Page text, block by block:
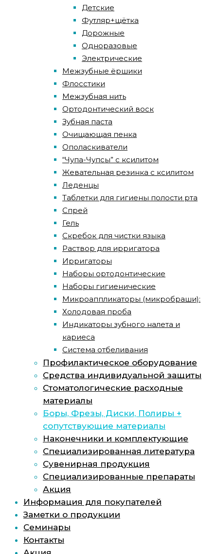
Детские
Футляр+щётка
Дорожные
Одноразовые
Электрические
Межзубные ёршики
Флосстики
Межзубная нить
Ортодонтический воск
Зубная паста
Очищающая пенка
Ополаскиватели
“Чупа-Чупсы” с ксилитом
Жевательная резинка с ксилитом
Леденцы
Таблетки для гигиены полости рта
Спрей
Гель
Скребок для чистки языка
Раствор для ирригатора
Ирригаторы
Наборы ортодонтические
Наборы гигиенические
Микроаппликаторы (микробраши):
Холодовая проба
Индикаторы зубного налета и
кариеса
Система отбеливания
Профилактическое оборудование
Средства индивидуальной защиты
Стоматологические расходные
материалы
Боры, Фрезы, Диски, Полиры +
сопутствующие материалы
Наконечники и комплектующие
Специализированная литература
Сувенирная продукция
Специализированные препараты
Акция
Информация для покупателей
Заметки о продукции
Семинары
Контакты